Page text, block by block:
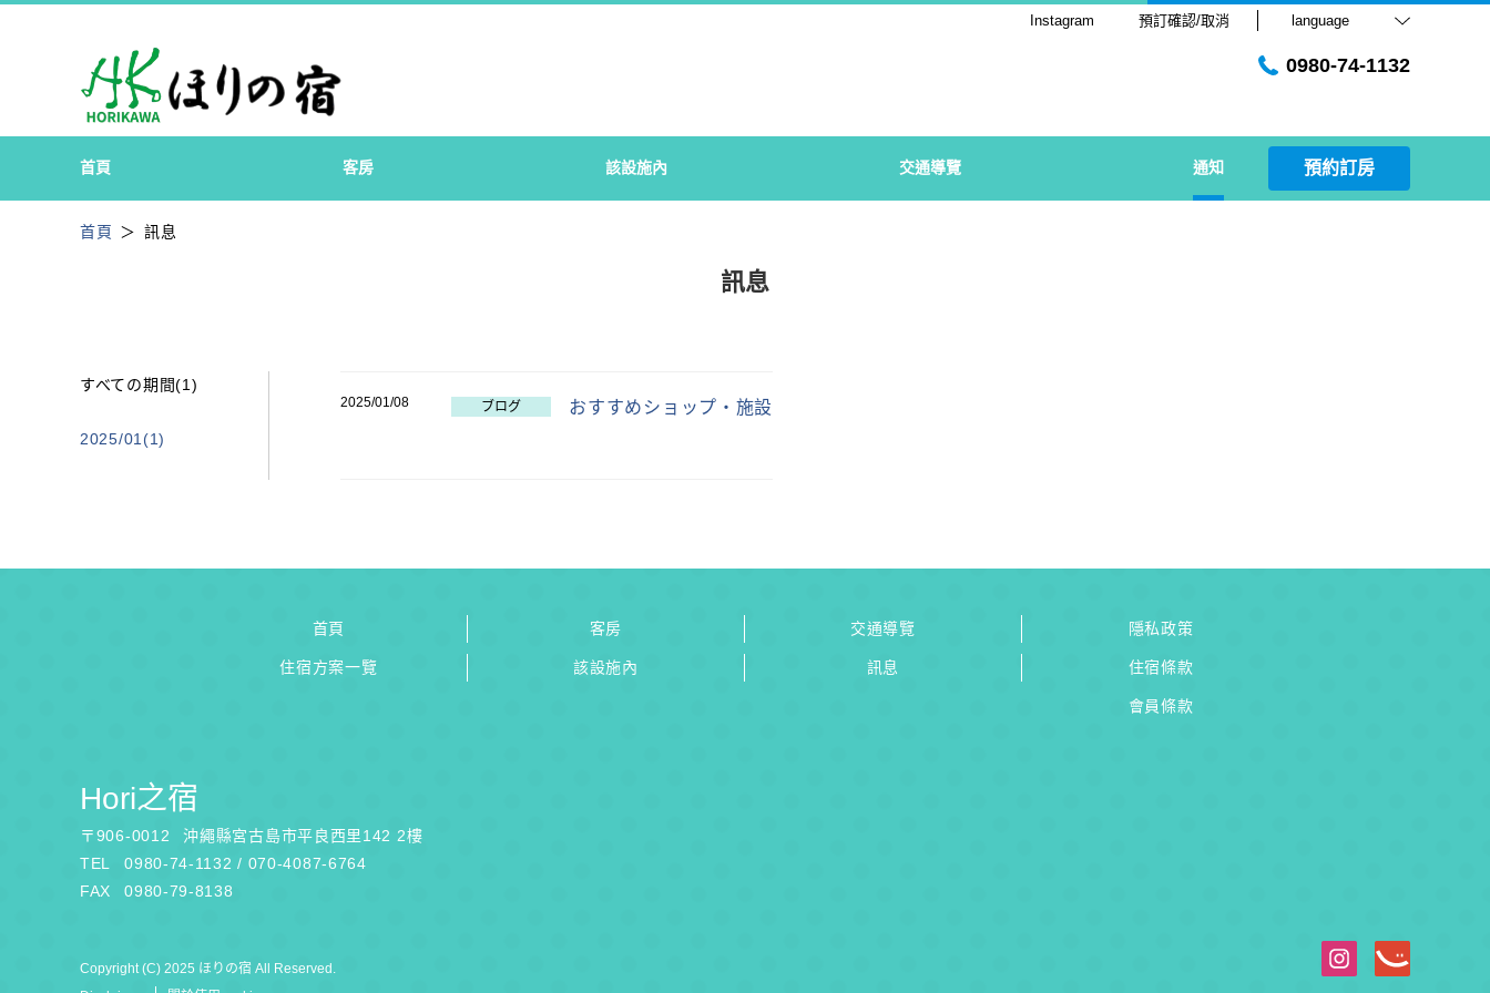
Instagram 預訂確認/取消 language
0980-74-1132
首頁 客房 該設施內 交通導覽 通知 預約訂房
首頁 訊息
訊息
すべての期間(1)
2025/01(1)
2025/01/08 ブログ おすすめショップ・施設
首頁
住宿方案一覽
客房
該設施內
交通導覽
訊息
隱私政策
住宿條款
會員條款
Hori之宿
〒906-0012
沖繩縣宮古島市平良西里142 2樓
TEL
0980-74-1132 / 070-4087-6764
FAX
0980-79-8138
Copyright (C) 2025 ほりの宿 All Reserved.